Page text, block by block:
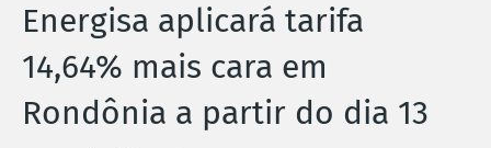
Energisa aplicará tarifa
14,64% mais cara em
Rondônia a partir do dia 13